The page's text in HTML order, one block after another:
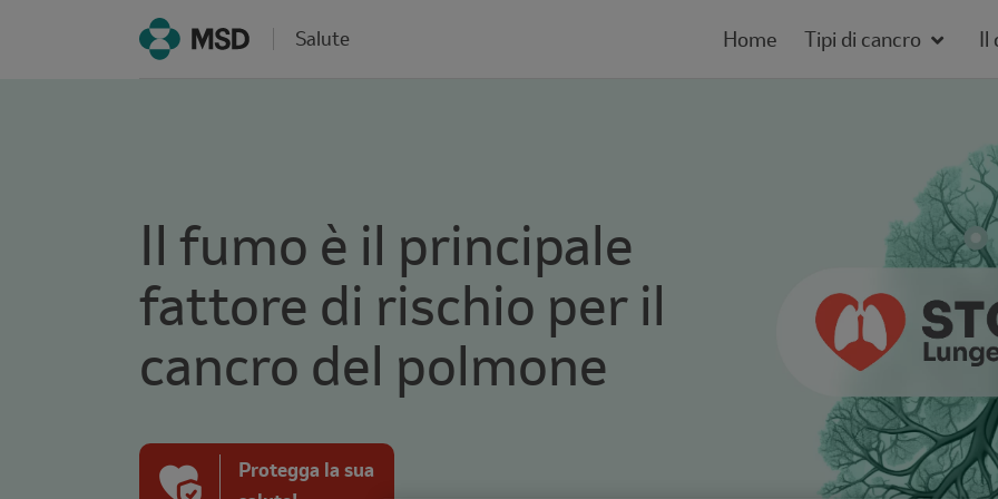
Salute Home Tipi di cancro Il
Il fumo è il principale
fattore di rischio per il
cancro del polmone
Protegga la sua